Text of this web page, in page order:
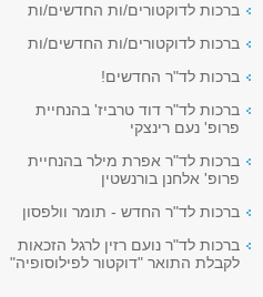
ברכות לדוקטורים/ות החדשים/ות
ברכות לדוקטורים/ות החדשים/ות
ברכות לד"ר החדשים!
ברכות לד"ר דוד טרביז' בהנחיית
פרופ' נעם רינצקי
ברכות לד"ר אפרת מילר בהנחיית
פרופ' אלחנן בורנשטין
ברכות לד"ר החדש - תומר וולפסון
ברכות לד"ר נועם רזין לרגל הזכאות
לקבלת התואר "דוקטור לפילוסופיה"